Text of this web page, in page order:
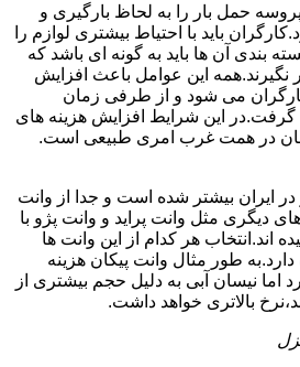
حمل بار را به لحاظ بارگیری و
باید با احتیاط بیشتری لوازم را
بندی آن ها باید به گونه ای باشد که
این عوامل باعث افزایش
می شود و از طرفی زمان
گرفت.در این شرایط افزایش هزینه های
در همت غرب امری طبیعی است.
ایران بیشتر شده است و جدا از وانت
دیگری مثل وانت پراید و وانت پژو با
اند.انتخاب هر کدام از این وانت ها
طور مثال وانت پیکان هزینه
اما نیسان آبی به دلیل حجم بیشتری از
بالاتری خواهد داشت.